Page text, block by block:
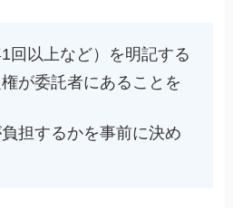
回以上など）を明記する
が委託者にあることを
担するかを事前に決め